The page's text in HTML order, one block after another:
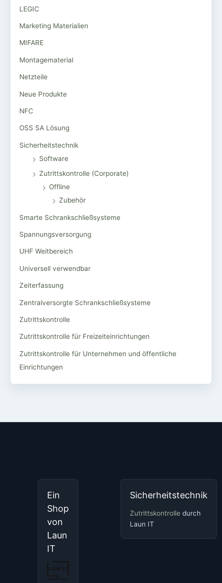
LEGIC
Marketing Materialien
MIFARE
Montagematerial
Netzteile
Neue Produkte
NFC
OSS SA Lösung
Sicherheitstechnik
Software
Zutrittskontrolle (Corporate)
Offline
Zubehör
Smarte Schrankschließsysteme
Spannungsversorgung
UHF Weitbereich
Universell verwendbar
Zeiterfassung
Zentralversorgte Schrankschließsysteme
Zutrittskontrolle
Zutrittskontrolle für Freizeiteinrichtungen
Zutrittskontrolle für Unternehmen und öffentliche
Einrichtungen
Ein
Shop
von
Laun
IT
Sicherheitstechnik
Zutrittskontrolle durch
Laun IT